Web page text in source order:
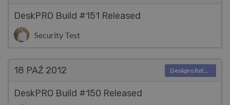
DeskPRO Build #151 Released
Security Test
18 PAŹ 2012
DeskPRO Build #150 Released
Deskpro Releases